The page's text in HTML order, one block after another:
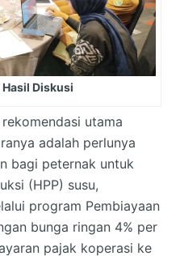
Diskusi
utama
adalah perlunya
bagi peternak untuk
(HPP) susu,
program Pembiayaan
bunga ringan 4% per
pajak koperasi ke